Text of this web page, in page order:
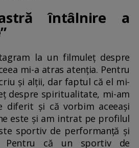
întâlnire a
la un filmuleț despre
mi-a atras atenția. Pentru
și alții, dar faptul că el mi-
despre spiritualitate, mi-am
diferit și că vorbim aceeași
este și am intrat pe profilul
sportiv de performanță și
Pentru că un sportiv de